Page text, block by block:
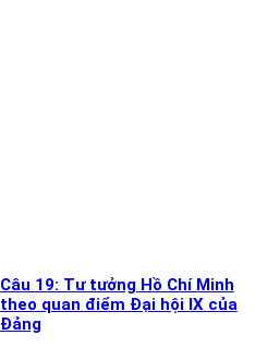
Câu 19: Tư tưởng Hồ Chí Minh
theo quan điểm Đại hội IX của
Đảng